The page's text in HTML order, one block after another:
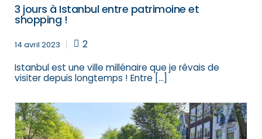
3 jours à Istanbul entre patrimoine et
shopping !
14 avril 2023
2
Istanbul est une ville millénaire que je rêvais de
visiter depuis longtemps ! Entre […]